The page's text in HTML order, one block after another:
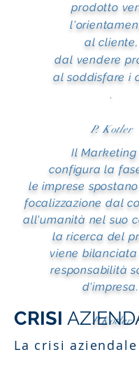
prodotto
l'
alcliente,
dal vendere
alsoddisfare i
.
P. Kotler
IlMarketing
configura la
leimprese
focalizzazione dal
all'umanità nel suo
laricerca del
viene
responsabilità
d'impresa.
P.Kotler
CRISI
La crisi aziendale